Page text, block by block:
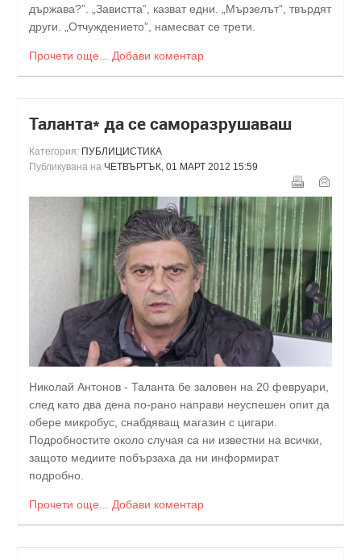
държава?”. „Завистта”, казват едни. „Мързелът”, твърдят
други. „Отчуждението”, намесват се трети.
Прочети още... Добави коментар
Таланта* да се саморазрушаваш
Категория: ПУБЛИЦИСТИКА
Публикувана на ЧЕТВЪРТЪК, 01 МАРТ 2012 15:59
Николай Антонов - Таланта бе заловен на 20 февруари,
след като два дена по-рано направи неуспешен опит да
обере микробус, снабдяващ магазин с цигари.
Подробностите около случая са ни известни на всички,
защото медиите побързаха да ни информират
подробно.
Прочети още... Добави коментар